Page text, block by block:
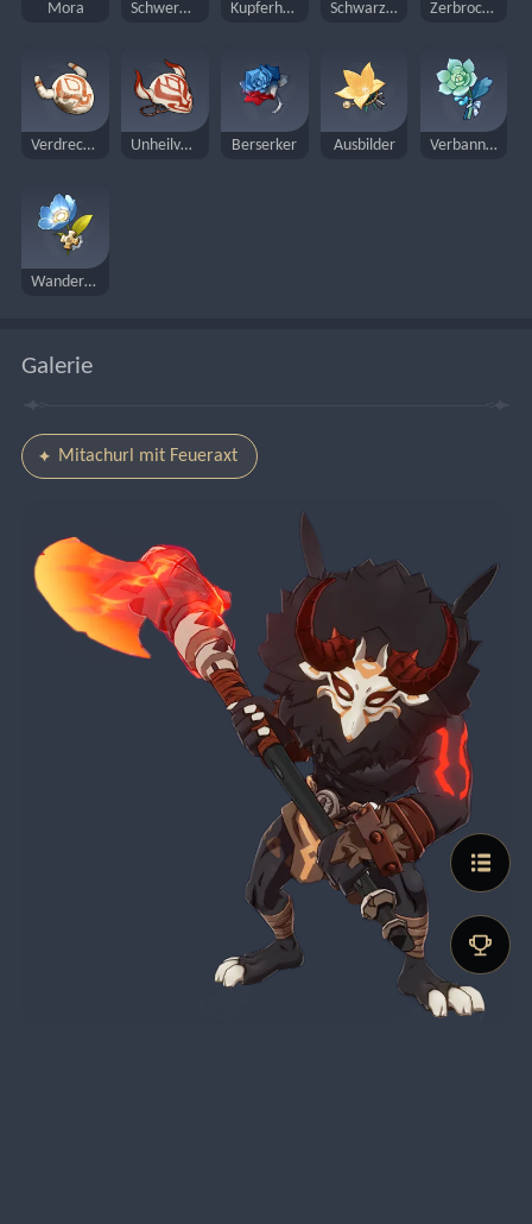
Mora Schweres Horn Kupferhorn Schwarzes Kristallhorn Zerbrochene Maske
Verdreckte Maske Unheilvolle Maske Berserker Ausbilder Verbannter
Wanderarzt
Galerie
Mitachurl mit Feueraxt